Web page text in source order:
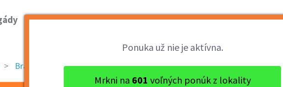
Ponuka už nie je aktívna.
Mrkni na 601 voľných ponúk z lokality
Bratislavský kraj Ok. Bratislava Bratislava Termín 13.06.